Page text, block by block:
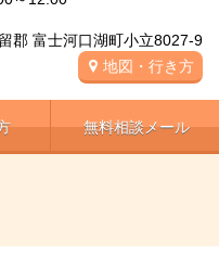
郡 富士河口湖町小立8027-9
地図・行き方
無料相談メール